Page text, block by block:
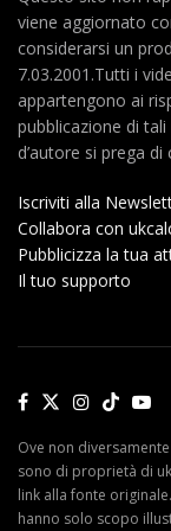
viene aggiornato
considerarsi un
7.03.2001.Tutti i
appartengono ai
pubblicazione di
d’autore si prega
Iscriviti alla
Collabora con
Pubblicizza la tua
Il tuo supporto
Ove non
sono di proprietà di
link alla fonte
hanno solo scopo